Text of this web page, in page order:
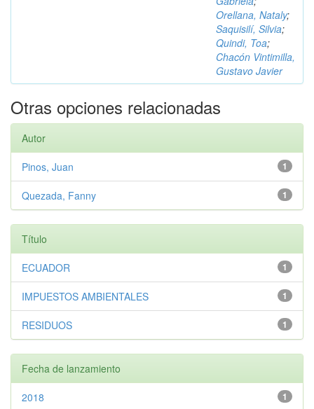
Orellana, Nataly;
Saquisilí, Silvia;
Quindi, Toa;
Chacón Vintimilla,
Gustavo Javier
Otras opciones relacionadas
Autor
1
Pinos, Juan
1
Quezada, Fanny
Título
1
ECUADOR
1
IMPUESTOS AMBIENTALES
1
RESIDUOS
Fecha de lanzamiento
1
2018